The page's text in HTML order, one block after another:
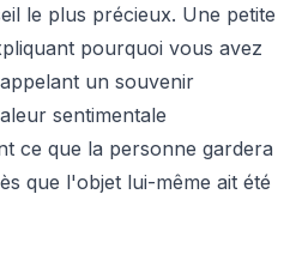
le plus précieux. Une petite
pourquoi vous avez
un souvenir
sentimentale
ce que la personne gardera
que l'objet lui-même ait été